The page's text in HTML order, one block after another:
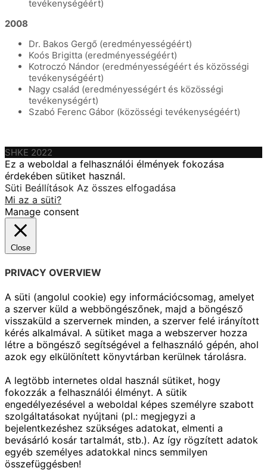
tevékenységéért)
2008
Dr. Bakos Gergő (eredményességéért)
Koós Brigitta (eredményességéért)
Kotroczó Nándor (eredményességéért és közösségi
tevékenységéért)
Nagy család (eredményességért és közösségi
tevékenységért)
Szabó Ferenc Gábor (közösségi tevékenységéért)
SHKE 2022
Ez a weboldal a felhasználói élmények fokozása
érdekében sütiket használ.
Süti Beállítások Az összes elfogadása
Mi az a süti?
Manage consent
Close
PRIVACY OVERVIEW
A süti (angolul cookie) egy információcsomag, amelyet
a szerver küld a webböngészőnek, majd a böngésző
visszaküld a szervernek minden, a szerver felé irányított
kérés alkalmával. A sütiket maga a webszerver hozza
létre a böngésző segítségével a felhasználó gépén, ahol
azok egy elkülönített könyvtárban kerülnek tárolásra.
A legtöbb internetes oldal használ sütiket, hogy
fokozzák a felhasználói élményt. A sütik
engedélyezésével a weboldal képes személyre szabott
szolgáltatásokat nyújtani (pl.: megjegyzi a
bejelentkezéshez szükséges adatokat, elmenti a
bevásárló kosár tartalmát, stb.). Az így rögzített adatok
egyéb személyes adatokkal nincs semmilyen
összefüggésben!